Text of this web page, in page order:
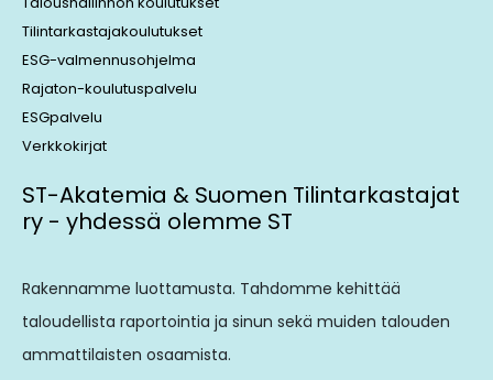
Tilintarkastajakoulutukset
ESG-valmennusohjelma
Rajaton-koulutuspalvelu
ESGpalvelu
Verkkokirjat
ST-Akatemia & Suomen Tilintarkastajat
ry - yhdessä olemme ST
Rakennamme luottamusta. Tahdomme kehittää
taloudellista raportointia ja sinun sekä muiden talouden
ammattilaisten osaamista.